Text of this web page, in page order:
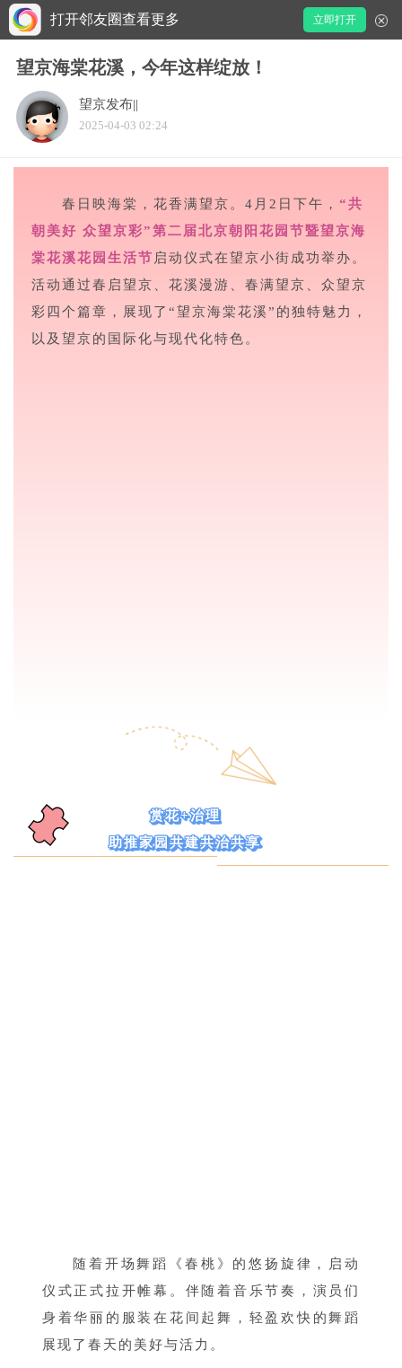
打开邻友圈查看更多 立即打开
望京海棠花溪，今年这样绽放！
望京发布||
2025-04-03 02:24
春日映海棠，花香满望京。4月2日下午， “共
朝美好 众望京彩”第二届北京朝阳花园节暨望京海
棠花溪花园生活节 启动仪式在望京小街成功举办。
活动通过春启望京、花溪漫游、春满望京、众望京
彩四个篇章，展现了“望京海棠花溪”的独特魅力，
以及望京的国际化与现代化特色。
赏花+治理
助推家园共建共治共享
随着开场舞蹈《春桃》的悠扬旋律，启动
仪式正式拉开帷幕。伴随着音乐节奏，演员们
身着华丽的服装在花间起舞，轻盈欢快的舞蹈
展现了春天的美好与活力。